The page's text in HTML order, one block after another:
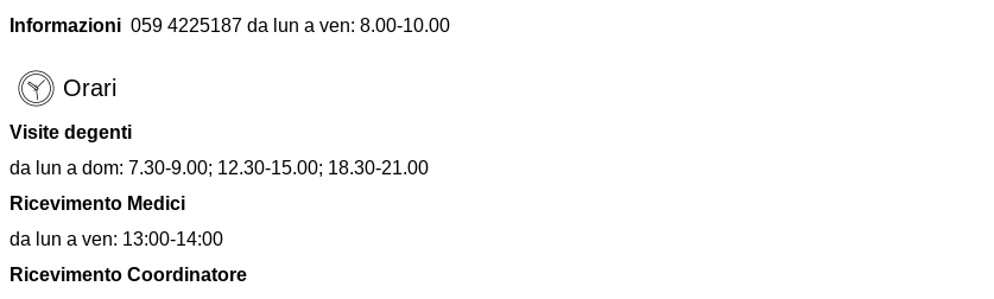
Informazioni 059 4225187 da lun a ven: 8.00-10.00
Orari
Visite degenti
da lun a dom: 7.30-9.00; 12.30-15.00; 18.30-21.00
Ricevimento Medici
da lun a ven: 13:00-14:00
Ricevimento Coordinatore